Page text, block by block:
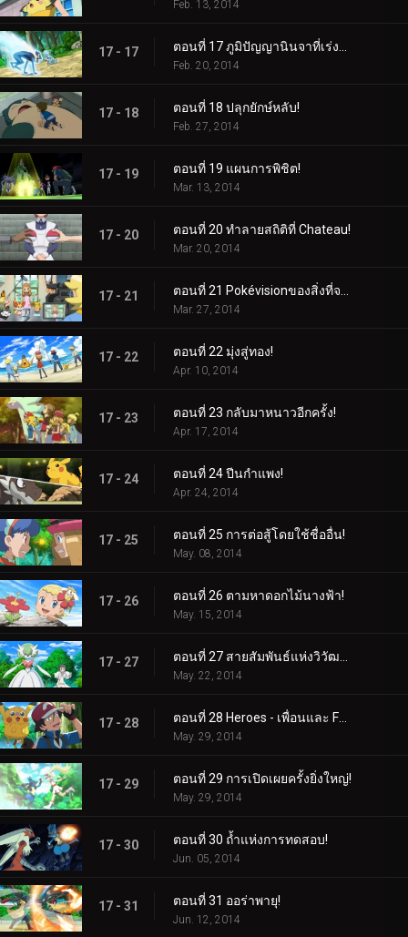
Feb. 13, 2014
17 - 17
Feb. 20, 2014
17 - 18 ตอนที่ 18 ปลุกยักษ์หลับ!
Feb. 27, 2014
17 - 19 ตอนที่ 19 แผนการพิชิต!
Mar. 13, 2014
17 - 20 ตอนที่ 20 ทำลายสถิติที่ Chateau!
Mar. 20, 2014
17 - 21
Mar. 27, 2014
17 - 22 ตอนที่ 22 มุ่งสู่ทอง!
Apr. 10, 2014
17 - 23 ตอนที่ 23 กลับมาหนาวอีกครั้ง!
Apr. 17, 2014
17 - 24 ตอนที่ 24 ปีนกำแพง!
Apr. 24, 2014
17 - 25 ตอนที่ 25 การต่อสู้โดยใช้ชื่ออื่น!
May. 08, 2014
17 - 26 ตอนที่ 26 ตามหาดอกไม้นางฟ้า!
May. 15, 2014
17 - 27
May. 22, 2014
17 - 28
May. 29, 2014
17 - 29 ตอนที่ 29 การเปิดเผยครั้งยิ่งใหญ่!
May. 29, 2014
17 - 30 ตอนที่ 30 ถ้ำแห่งการทดสอบ!
Jun. 05, 2014
17 - 31 ตอนที่ 31 ออร่าพายุ!
Jun. 12, 2014